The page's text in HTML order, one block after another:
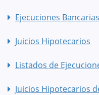
Ejecuciones Bancarias
Juicios Hipotecarios
Listados de
Juicios Hipotecarios